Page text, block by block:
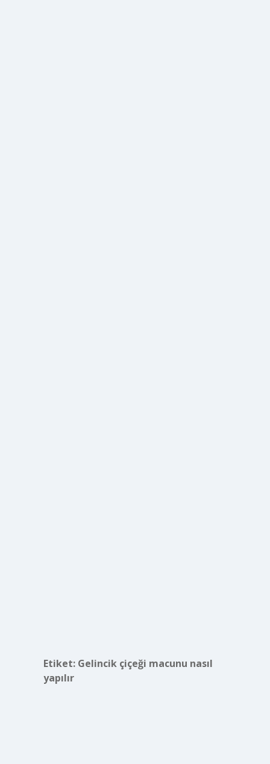
Etiket: Gelincik çiçeği macunu nasıl
yapılır